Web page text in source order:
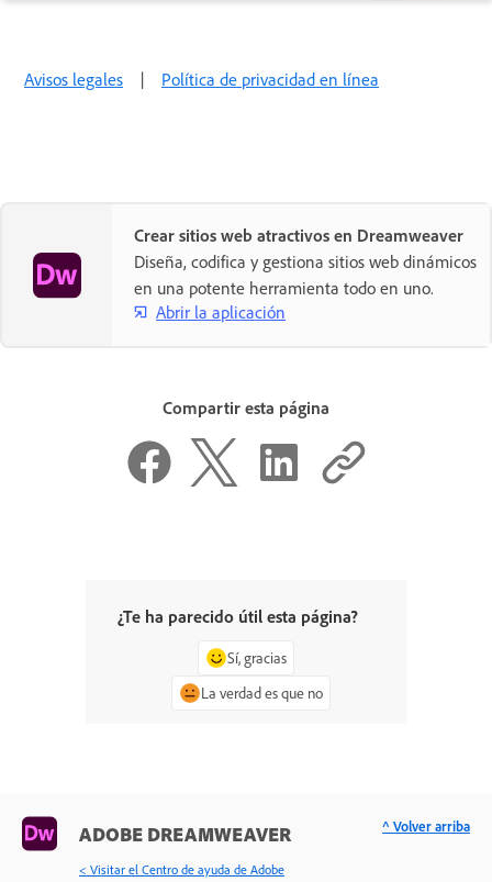
Avisos legales | Política de privacidad en línea
Crear sitios web atractivos en Dreamweaver
Diseña, codifica y gestiona sitios web dinámicos
en una potente herramienta todo en uno.
Abrir la aplicación
Compartir esta página
¿Te ha parecido útil esta página?
Sí, gracias
La verdad es que no
ADOBE DREAMWEAVER
< Visitar el Centro de ayuda de Adobe
^ Volver arriba